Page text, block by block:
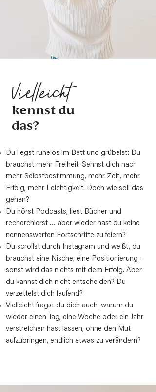
kennst du
das?
Vielleicht
Du liegst ruhelos im Bett und grübelst: Du
brauchst mehr Freiheit. Sehnst dich nach
mehr Selbstbestimmung, mehr Zeit, mehr
Erfolg, mehr Leichtigkeit. Doch wie soll das
gehen?
Du hörst Podcasts, liest Bücher und
recherchierst … aber wieder hast du keine
nennenswerten Fortschritte zu feiern?
Du scrollst durch Instagram und weißt, du
brauchst eine Nische, eine Positionierung –
sonst wird das nichts mit dem Erfolg. Aber
du kannst dich nicht entscheiden? Du
verzettelst dich laufend?
Vielleicht fragst du dich auch, warum du
wieder einen Tag, eine Woche oder ein Jahr
verstreichen hast lassen, ohne den Mut
aufzubringen, endlich etwas zu verändern?